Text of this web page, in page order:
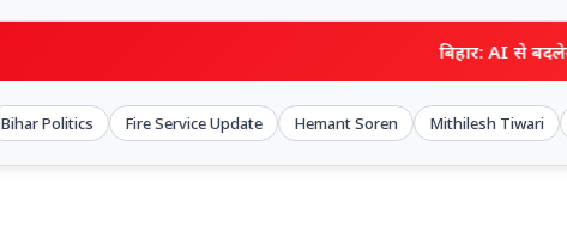
बिहार: AI से बदलेगा बिहार
Bihar Politics Fire Service Update Hemant Soren Mithilesh Tiwari